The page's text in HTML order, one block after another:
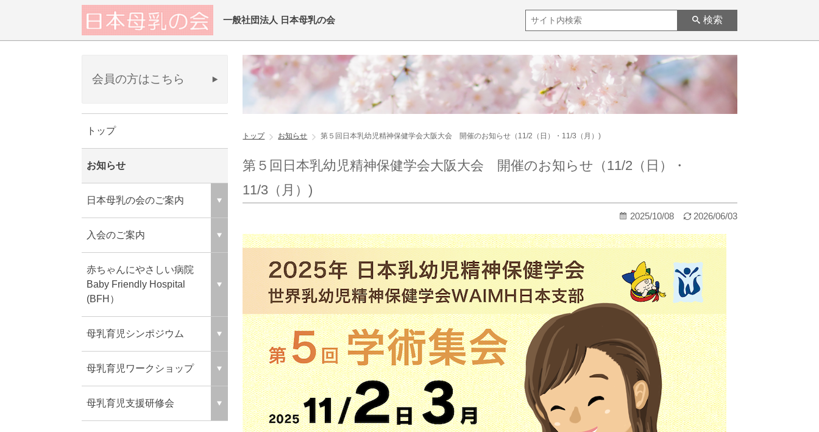
一般社団法人 日本母乳の会 検索
会員の方はこちら
トップ
お知らせ
日本母乳の会のご案内
入会のご案内
赤ちゃんにやさしい病院
Baby Friendly Hospital
(BFH）
母乳育児シンポジウム
母乳育児ワークショップ
母乳育児支援研修会
トップ お知らせ 第５回日本乳幼児精神保健学会大阪大会 開催のお知らせ（11/2（日）・11/3（月）)
第５回日本乳幼児精神保健学会大阪大会 開催のお知らせ（11/2（日）・
11/3（月）)
2025/10/08 2026/06/03